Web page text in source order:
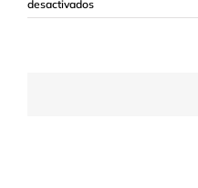
desactivadosen
Qué